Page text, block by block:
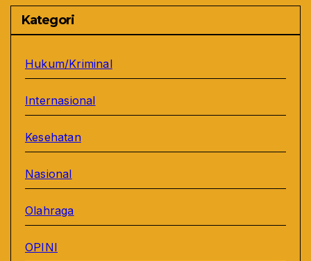
Kategori
Hukum/Kriminal
Internasional
Kesehatan
Nasional
Olahraga
OPINI